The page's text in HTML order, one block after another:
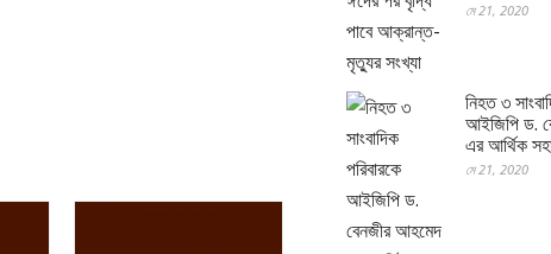
মে 21, 2020
নিহত ৩
আইজিপি ড.
এর আর্থিক
মে 21, 2020